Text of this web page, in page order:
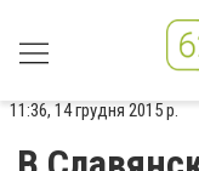
11:36, 14 грудня 2015 р.